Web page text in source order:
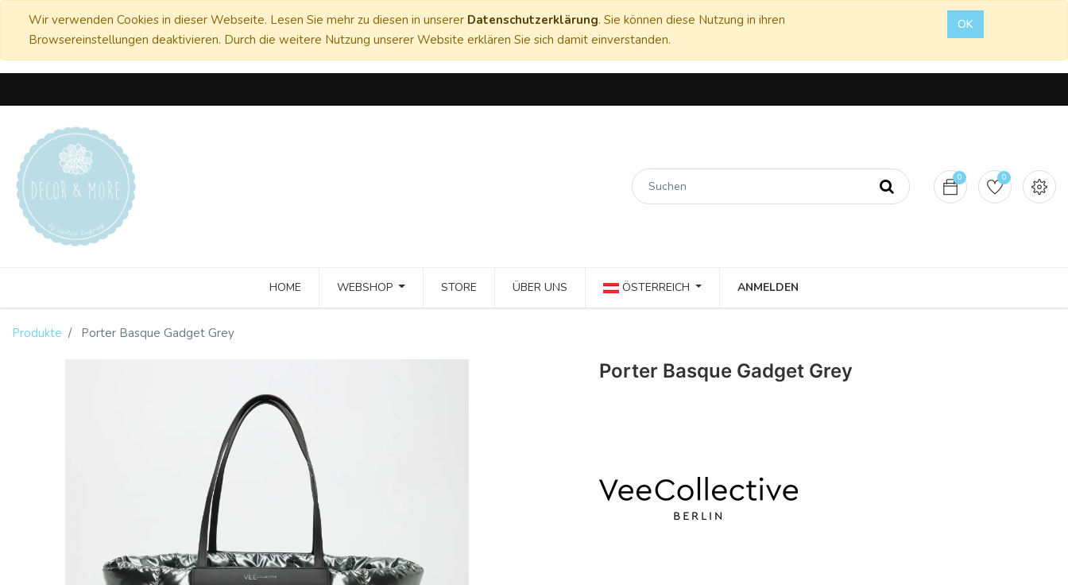
Wir verwenden Cookies in dieser Webseite. Lesen Sie mehr zu diesen in unserer Datenschutzerklärung. Sie können diese Nutzung in ihren
Browsereinstellungen deaktivieren. Durch die weitere Nutzung unserer Website erklären Sie sich damit einverstanden.
OK
0 0
HOME WEBSHOP STORE ÜBER UNS ÖSTERREICH ANMELDEN
Produkte Porter Basque Gadget Grey
Porter Basque Gadget Grey